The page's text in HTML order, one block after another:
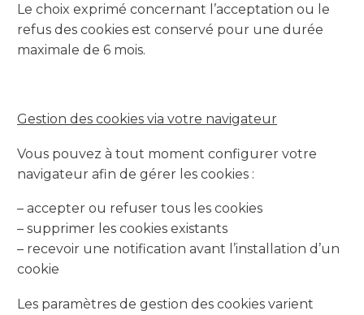
Le choix exprimé concernant l’acceptation ou le
refus des cookies est conservé pour une durée
maximale de 6 mois.
Gestion des cookies via votre navigateur
Vous pouvez à tout moment configurer votre
navigateur afin de gérer les cookies :
– accepter ou refuser tous les cookies
– supprimer les cookies existants
– recevoir une notification avant l’installation d’un
cookie
Les paramètres de gestion des cookies varient